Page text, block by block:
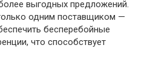
выгодных предложений.
одним поставщиком —
бесперебойные
что способствует